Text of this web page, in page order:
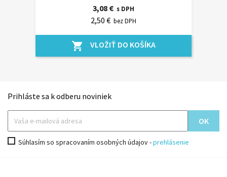
3,08 € s DPH
2,50 € bez DPH
shopping_cart VLOŽIŤ DO KOŠÍKA
Prihláste sa k odberu noviniek
Súhlasím so spracovaním osobných údajov -prehlásenie